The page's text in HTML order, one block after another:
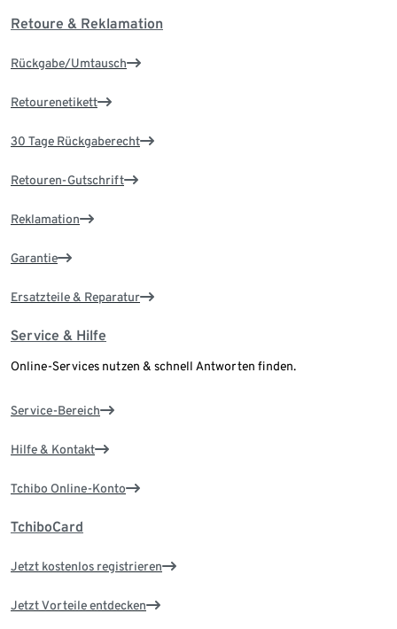
Retoure & Reklamation
Rückgabe/Umtausch
Retourenetikett
30 Tage Rückgaberecht
Retouren-Gutschrift
Reklamation
Garantie
Ersatzteile & Reparatur
Service & Hilfe
Online-Services nutzen & schnell Antworten finden.
Service-Bereich
Hilfe & Kontakt
Tchibo Online-Konto
TchiboCard
Jetzt kostenlos registrieren
Jetzt Vorteile entdecken